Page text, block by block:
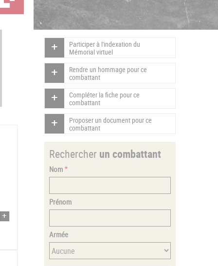
Participer à l'indexation du
Mémorial virtuel
Rendre un hommage pour ce
combattant
Compléter la fiche pour ce
combattant
Proposer un document pour ce
combattant
Rechercher un combattant
Nom
Prénom
Armée